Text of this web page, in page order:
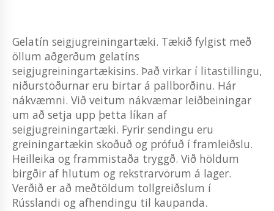
Gelatín seigjugreiningartæki. Tækið fylgist með
öllum aðgerðum gelatíns
seigjugreiningartækisins. Það virkar í litastillingu,
niðurstöðurnar eru birtar á pallborðinu. Hár
nákvæmni. Við veitum nákvæmar leiðbeiningar
um að setja upp þetta líkan af
seigjugreiningartæki. Fyrir sendingu eru
greiningartækin skoðuð og prófuð í framleiðslu.
Heilleika og frammistaða tryggð. Við höldum
birgðir af hlutum og rekstrarvörum á lager.
Verðið er að meðtöldum tollgreiðslum í
Rússlandi og afhendingu til kaupanda.